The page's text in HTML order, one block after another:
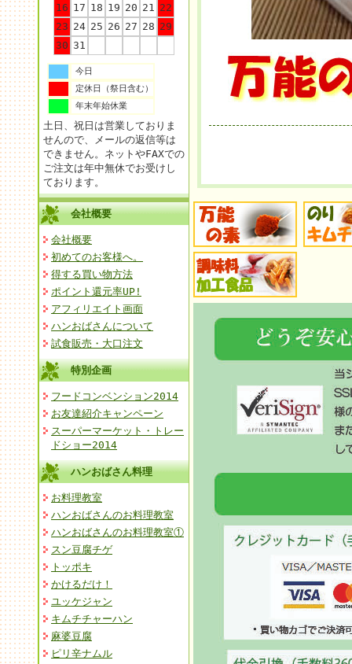
16 17 18 19 20 21 22
23 24 25 26 27 28 29
30 31
今日
定休日（祭日含む）
年末年始休業
土日、祝日は営業しておりま
せんので、メールの返信等は
できません。ネットやFAXでの
ご注文は年中無休でお受けし
ております。
会社概要
会社概要
初めてのお客様へ。
得する買い物方法
ポイント還元率UP!
アフィリエイト画面
ハンおばさんについて
試食販売・大口注文
特別企画
フードコンベンション2014
お友達紹介キャンペーン
スーパーマーケット・トレー
ドショー2014
ハンおばさん料理
お料理教室
ハンおばさんのお料理教室
ハンおばさんのお料理教室①
スン豆腐チゲ
トッポキ
かけるだけ！
ユッケジャン
キムチチャーハン
麻婆豆腐
ピリ辛ナムル